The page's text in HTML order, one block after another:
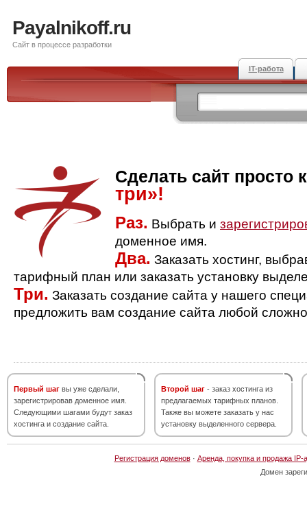
Payalnikoff.ru
Сайт в процессе разработки
IT-работа
Сделать сайт просто
три»!
Раз. Выбрать и
доменное имя.
Два. Заказать хостинг,
тарифный план или заказать установку
Три. Заказать создание сайта у нашего
предложить вам создание сайта любой
Первый шаг вы уже сделали,
зарегистрировав доменное имя.
Следующими шагами будут заказ
хостинга и создание сайта.
Второй шаг - заказ хостинга из
предлагаемых тарифных планов.
Также вы можете заказать у нас
установку выделенного сервера.
Регистрация доменов· Аренда, покупка и продажа IP-
Домен